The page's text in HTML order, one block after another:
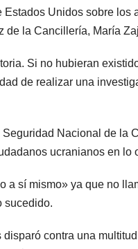
Unidos sobre los
de la Cancillería, María
Si no hubieran
de realizar una
Nacional de la
ucranianos en lo
a sí mismo» ya que no
sucedido.
contra una